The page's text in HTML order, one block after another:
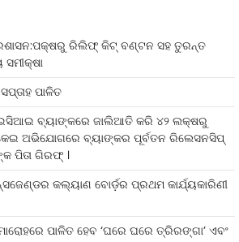
ରିଲିଫ୍ କିଟ୍ ବଣ୍ଟନ ସହ ତୁରନ୍ତ
ସମୀକ୍ଷା
ପାଳିତ
ବ୍ୟାଙ୍କରେ ଜାଲିଆତି କରି ୪୨ ଲକ୍ଷରୁ
ଅଭିଯୋଗରେ ବ୍ୟାଙ୍କର ପୂର୍ବତନ ରିଲେସନସିପ୍
ପିତା ଗିରଫ୍ ।
କଲ୍ୟାଣ ବୋର୍ଡ଼ର ପ୍ରଥମ କାର୍ଯ୍ୟକାରିଣୀ
ପାଳିତ ହେବ ‘ଘରେ ଘରେ ତ୍ରିରଙ୍ଗା’ ଏବଂ